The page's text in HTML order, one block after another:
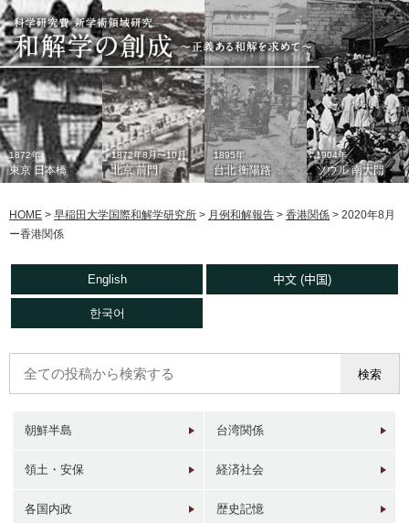
1872年
東京 日本橋
東京 日本橋
1872年8月〜10月
北京 前門
北京 前門
1895年
台北 衡陽路
台北 衡陽路
1904年
ソウル 南大門
ソウル 南大門
HOME > 早稲田大学国際和解学研究所 > 月例和解報告 > 香港関係 > 2020年8月
ー香港関係
English 中文 (中国)
한국어
朝鮮半島 台湾関係
領土・安保 経済社会
各国内政 歴史記憶